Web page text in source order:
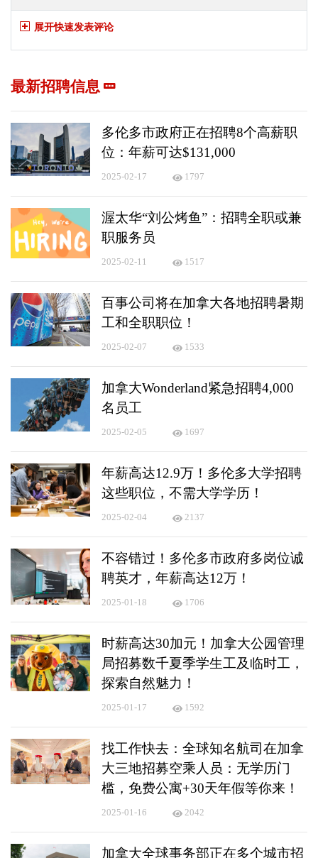
展开快速发表评论
最新招聘信息
多伦多市政府正在招聘8个高薪职
位：年薪可达$131,000
2025-02-17 1797
渥太华“刘公烤鱼”：招聘全职或兼
职服务员
2025-02-11 1517
百事公司将在加拿大各地招聘暑期
工和全职职位！
2025-02-07 1533
加拿大Wonderland紧急招聘4,000
名员工
2025-02-05 1697
年薪高达12.9万！多伦多大学招聘
这些职位，不需大学学历！
2025-02-04 2137
不容错过！多伦多市政府多岗位诚
聘英才，年薪高达12万！
2025-01-18 1706
时薪高达30加元！加拿大公园管理
局招募数千夏季学生工及临时工，
探索自然魅力！
2025-01-17 1592
找工作快去：全球知名航司在加拿
大三地招募空乘人员：无学历门
槛，免费公寓+30天年假等你来！
2025-01-16 2042
加拿大全球事务部正在多个城市招